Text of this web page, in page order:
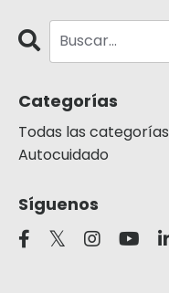
Categorías
Todas las categorías
Autocuidado
Síguenos